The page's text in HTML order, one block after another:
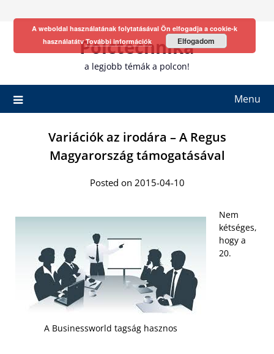
Polctechnika
a legjobb témák a polcon!
Menu
Variációk az irodára – A Regus
Magyarország támogatásával
Posted on 2015-04-10
A Businessworld tagság hasznos
Nem
kétséges,
hogy a
20.
A weboldal használatának folytatásával Ön elfogadja a cookie-k
használatátvTovábbi információk Elfogadom